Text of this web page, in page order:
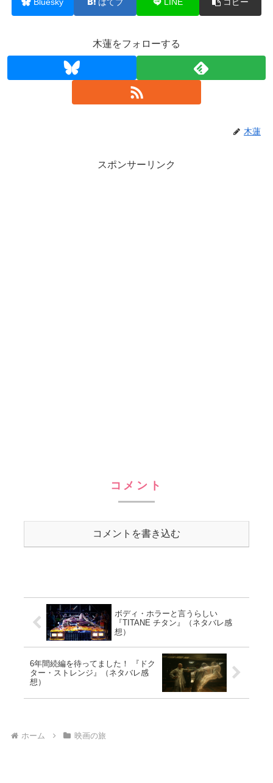
木蓮をフォローする
木蓮
スポンサーリンク
コメント
コメントを書き込む
ボディ・ホラーと言うらしい
『TITANE チタン』（ネタバレ感
想）
6年間続編を待ってました！ 『ドク
ター・ストレンジ』（ネタバレ感
想）
ホーム 映画の旅